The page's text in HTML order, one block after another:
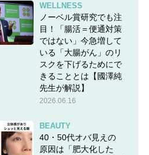
WELLNESS
ノーベル賞研究でも注
目！「腸活＝便通対策
ではない」今急増して
いる「大腸がん」のリ
スクを下げるためにで
きることとは【國澤純
先生が解説】
2026.06.16
BEAUTY
40・50代オバ見えの
原因は「肥大化した